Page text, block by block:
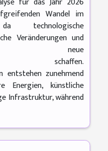
Wandel im
technologische
Veränderungen und
neue
schaffen.
entstehen zunehmend
Energien, künstliche
Infrastruktur, während